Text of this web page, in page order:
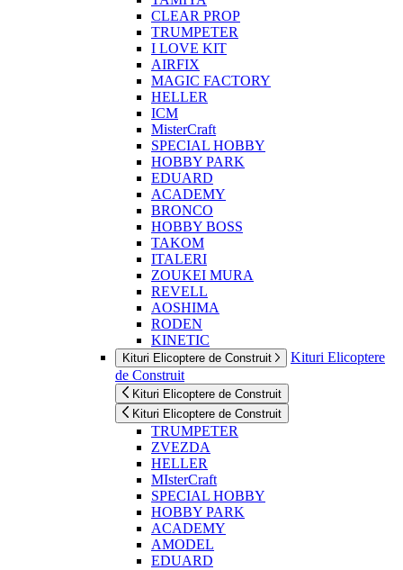
CLEAR PROP
TRUMPETER
I LOVE KIT
AIRFIX
MAGIC FACTORY
HELLER
ICM
MisterCraft
SPECIAL HOBBY
HOBBY PARK
EDUARD
ACADEMY
BRONCO
HOBBY BOSS
TAKOM
ITALERI
ZOUKEI MURA
REVELL
AOSHIMA
RODEN
KINETIC
Kituri Elicoptere de Construit
Kituri Elicoptere
de Construit
Kituri Elicoptere de Construit
Kituri Elicoptere de Construit
TRUMPETER
ZVEZDA
HELLER
MIsterCraft
SPECIAL HOBBY
HOBBY PARK
ACADEMY
AMODEL
EDUARD